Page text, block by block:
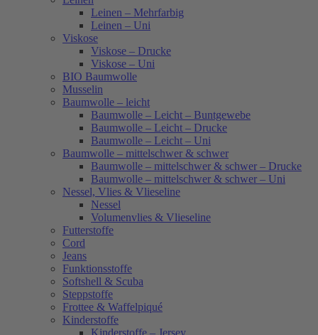
Leinen – Mehrfarbig
Leinen – Uni
Viskose
Viskose – Drucke
Viskose – Uni
BIO Baumwolle
Musselin
Baumwolle – leicht
Baumwolle – Leicht – Buntgewebe
Baumwolle – Leicht – Drucke
Baumwolle – Leicht – Uni
Baumwolle – mittelschwer & schwer
Baumwolle – mittelschwer & schwer – Drucke
Baumwolle – mittelschwer & schwer – Uni
Nessel, Vlies & Vlieseline
Nessel
Volumenvlies & Vlieseline
Futterstoffe
Cord
Jeans
Funktionsstoffe
Softshell & Scuba
Steppstoffe
Frottee & Waffelpiqué
Kinderstoffe